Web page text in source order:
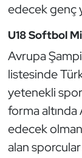
edecek genç
U18 Softbol
Avrupa
listesinde
yetenekli
forma altında
edecek
alan
Halter
Hava
Hentbol
İşitme
Judo ve